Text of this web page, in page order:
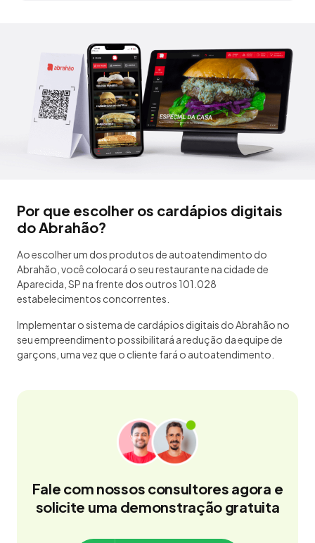
Por que escolher os cardápios digitais
do Abrahão?
Ao escolher um dos produtos de autoatendimento do
Abrahão, você colocará o seu restaurante na cidade de
Aparecida, SP na frente dos outros 101.028
estabelecimentos concorrentes.
Implementar o sistema de cardápios digitais do Abrahão no
seu empreendimento possibilitará a redução da equipe de
garçons, uma vez que o cliente fará o autoatendimento.
Fale com nossos consultores agora e
solicite uma demonstração gratuita